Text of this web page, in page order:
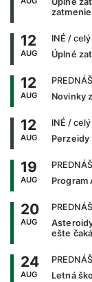
12
AUG
INÉ /
Úplné
12
AUG
Novinky
12
AUG
INÉ /
19
AUG
Program
20
AUG
ešte čaká
24
AUG
Letná